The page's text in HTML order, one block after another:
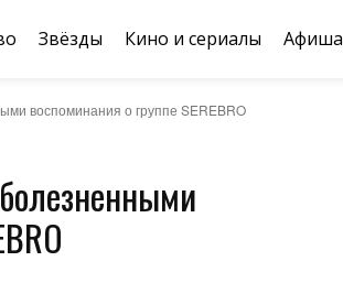
Звёзды Кино и сериалы Афиша
воспоминания о группе SEREBRO